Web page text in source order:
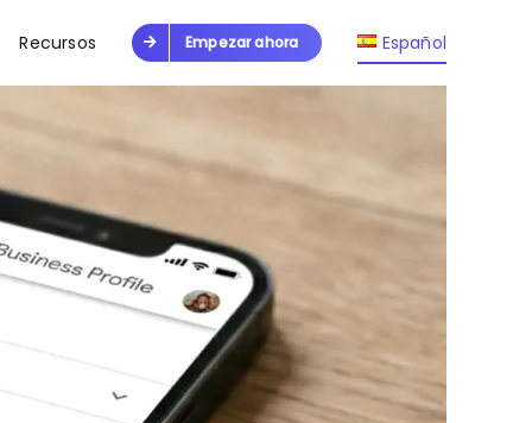
Recursos Empezar ahora Español